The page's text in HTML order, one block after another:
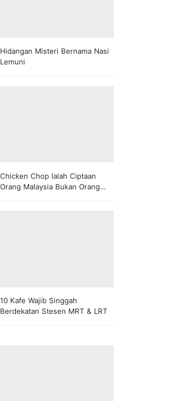
Hidangan Misteri Bernama Nasi
Lemuni
Chicken Chop Ialah Ciptaan
Orang Malaysia Bukan Orang
10 Kafe Wajib Singgah
Berdekatan Stesen MRT & LRT